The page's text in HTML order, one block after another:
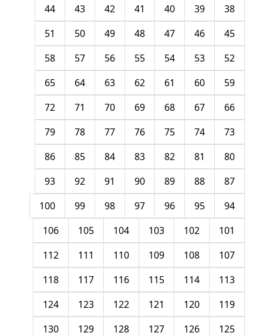
38
39
40
41
42
43
44
45
46
47
48
49
50
51
52
53
54
55
56
57
58
59
60
61
62
63
64
65
66
67
68
69
70
71
72
73
74
75
76
77
78
79
80
81
82
83
84
85
86
87
88
89
90
91
92
93
94
95
96
97
98
99
100
101
102
103
104
105
106
107
108
109
110
111
112
113
114
115
116
117
118
119
120
121
122
123
124
125
126
127
128
129
130